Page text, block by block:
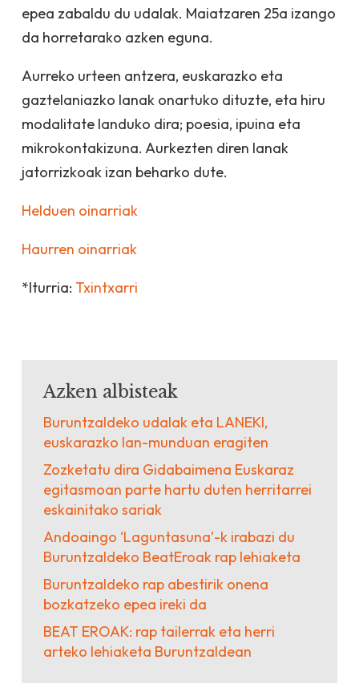
epea zabaldu du udalak. Maiatzaren 25a izango
da horretarako azken eguna.
Aurreko urteen antzera, euskarazko eta
gaztelaniazko lanak onartuko dituzte, eta hiru
modalitate landuko dira; poesia, ipuina eta
mikrokontakizuna. Aurkezten diren lanak
jatorrizkoak izan beharko dute.
Helduen oinarriak
Haurren oinarriak
*Iturria: Txintxarri
Azken albisteak
Buruntzaldeko udalak eta LANEKI,
euskarazko lan-munduan eragiten
Zozketatu dira Gidabaimena Euskaraz
egitasmoan parte hartu duten herritarrei
eskainitako sariak
Andoaingo ‘Laguntasuna’-k irabazi du
Buruntzaldeko BeatEroak rap lehiaketa
Buruntzaldeko rap abestirik onena
bozkatzeko epea ireki da
BEAT EROAK: rap tailerrak eta herri
arteko lehiaketa Buruntzaldean